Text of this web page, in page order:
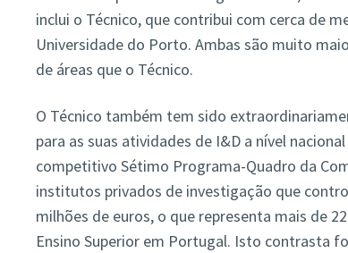
inclui o Técnico, que contribui com cerca de
Universidade do Porto. Ambas são muito
de áreas que o Técnico.
O Técnico também tem sido
para as suas atividades de I&D a nível
competitivo Sétimo Programa-Quadro da
institutos privados de investigação que
milhões de euros, o que representa mais de
Ensino Superior em Portugal. Isto contrasta